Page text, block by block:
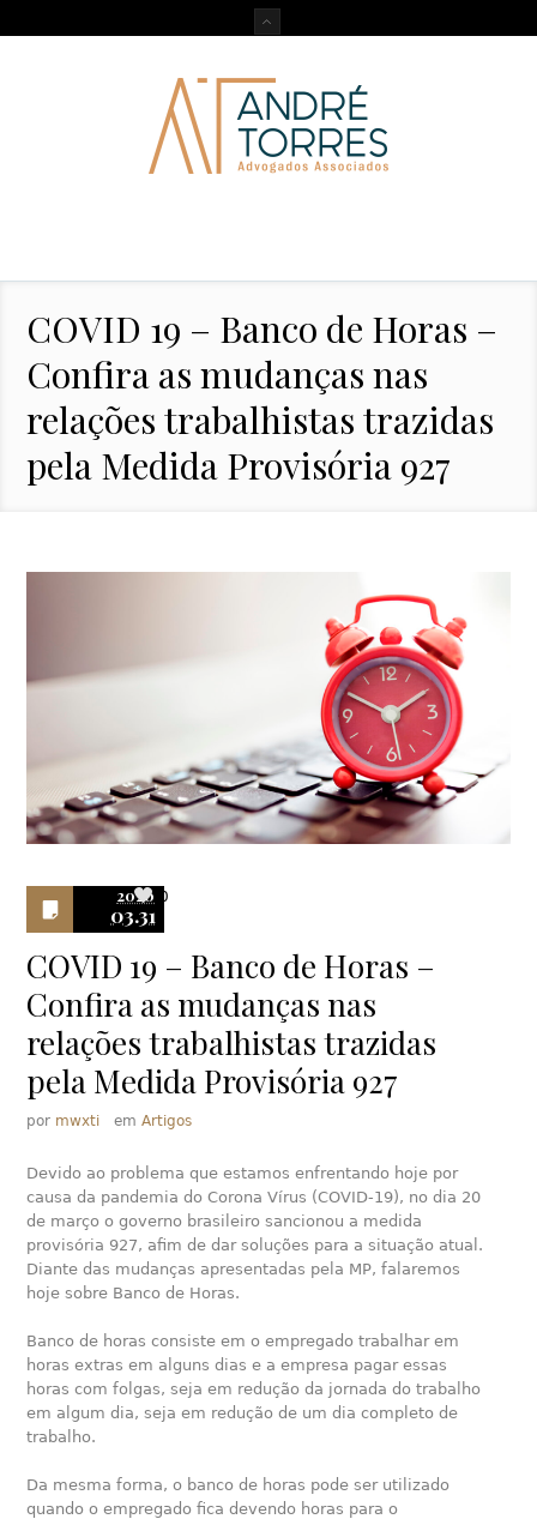
COVID 19 – Banco de Horas –
Confira as mudanças nas
relações trabalhistas trazidas
pela Medida Provisória 927
2020
03.31
0
COVID 19 – Banco de Horas –
Confira as mudanças nas
relações trabalhistas trazidas
pela Medida Provisória 927
por mwxti emArtigos
Devido ao problema que estamos enfrentando hoje por
causa da pandemia do Corona Vírus (COVID-19), no dia 20
de março o governo brasileiro sancionou a medida
provisória 927, afim de dar soluções para a situação atual.
Diante das mudanças apresentadas pela MP, falaremos
hoje sobre Banco de Horas.
Banco de horas consiste em o empregado trabalhar em
horas extras em alguns dias e a empresa pagar essas
horas com folgas, seja em redução da jornada do trabalho
em algum dia, seja em redução de um dia completo de
trabalho.
Da mesma forma, o banco de horas pode ser utilizado
quando o empregado fica devendo horas para o